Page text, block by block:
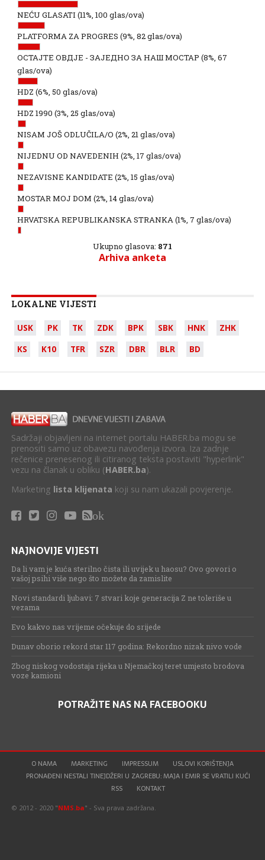
NEĆU GLASATI (11%, 100 glas/ova)
PLATFORMA ZA PROGRES (9%, 82 glas/ova)
ОСТАЈТЕ ОВДЈЕ - ЗАЈЕДНО ЗА НАШ МОСТАР (8%, 67
glas/ova)
HDZ (6%, 50 glas/ova)
HDZ 1990 (3%, 25 glas/ova)
NISAM JOŠ ODLUČILA/O (2%, 21 glas/ova)
NIJEDNU OD NAVEDENIH (2%, 17 glas/ova)
NEZAVISNE KANDIDATE (2%, 15 glas/ova)
MOSTAR MOJ DOM (2%, 14 glas/ova)
HRVATSKA REPUBLIKANSKA STRANKA(1%, 7 glas/ova)
Ukupno glasova: 871
Arhiva anketa
LOKALNE VIJESTI
USK PK TK ZDK BPK SBK HNK
ZHK
KS
K10 TFR SZR DBR BLR BD
Sadržaji objavljeni na internet portalu HABER.ba mogu se
prenositi samo uz obavezu navođenja izvora. Iza zadnje
rečenice prenesenog ili citiranog teksta postaviti "hyperlink"
vezu na članak u obliku (HABER.ba).
Marketing lista klijenata koji su nam ukazali povjerenje.
ok
NAJNOVIJE VIJESTI
Da li vam je kuća sterilno čista ili uvijek u haosu? Ovo govori o
vašoj psihi više nego što možete da zamislite
Novi standardi ljubavi: 7 stvari koje generacija Z ne toleriše u
vezama
Evo kakvo nas vrijeme očekuje do srijede
Dunav oborio rekord star 117 godina: Rekordno nizak nivo vode
Zbog niskog vodostaja rijeka u Njemačkoj teret umjesto brodova
voze kamioni
POTRAŽITE NAS NA FACEBOOKU
O NAMA MARKETING IMPRESSUM
USLOVI KORIŠTENJA
PRONAĐENI NESTALI TINEJDŽERI U ZAGREBU: MAJA I EMIR SE VRATILI KUĆI
RSS
KONTAKT
© 2012 - 2020 "NMS.ba" - Sva prava zadržana.